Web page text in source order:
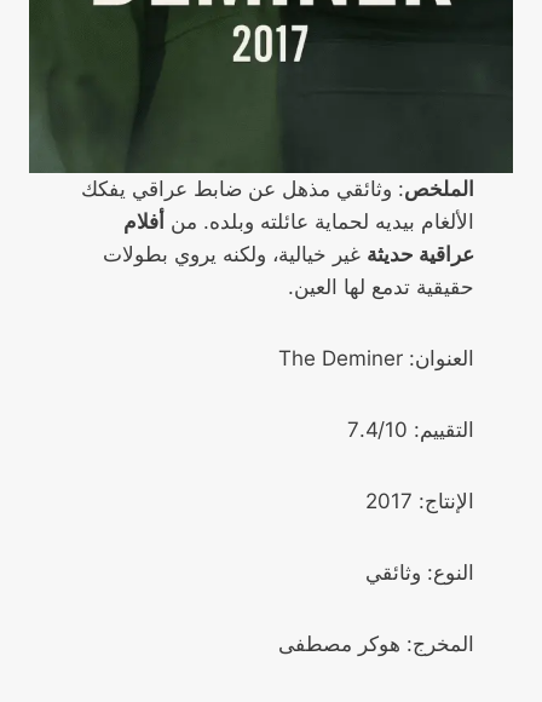
الملخص: وثائقي مذهل عن ضابط عراقي يفكك
الألغام بيديه لحماية عائلته وبلده. من أفلام
عراقية حديثة غير خيالية، ولكنه يروي بطولات
حقيقية تدمع لها العين.
العنوان: The Deminer
التقييم: 7.4/10
الإنتاج: 2017
النوع: وثائقي
المخرج: هوكر مصطفى